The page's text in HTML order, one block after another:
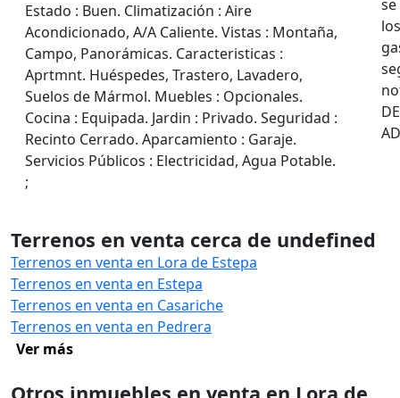
Estado : Buen. Climatización : Aire
Acondicionado, A/A Caliente. Vistas : Montaña,
Campo, Panorámicas. Caracteristicas :
Aprtmnt. Huéspedes, Trastero, Lavadero,
Suelos de Mármol. Muebles : Opcionales.
Cocina : Equipada. Jardin : Privado. Seguridad :
Recinto Cerrado. Aparcamiento : Garaje.
Servicios Públicos : Electricidad, Agua Potable.
;
Terrenos en venta cerca de undefined
Terrenos en venta en Lora de Estepa
Terrenos en venta en Estepa
Terrenos en venta en Casariche
Terrenos en venta en Pedrera
Ver más